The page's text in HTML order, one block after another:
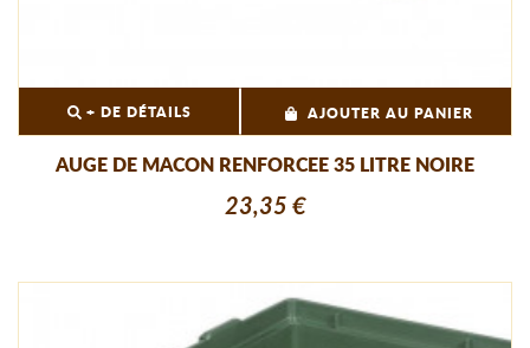
+ DE DÉTAILS AJOUTER AU PANIER
AUGE DE MACON RENFORCEE 35 LITRE NOIRE
23,35 €